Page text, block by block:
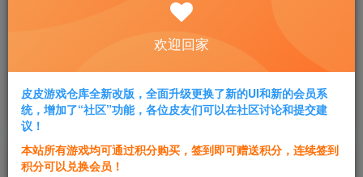
此内容为付费资源，请付费后查看
2积分
黄金会员免费 超级会员免费
登录购买
群主1号
欢迎回家
皮皮游戏仓库全新改版，全面升级更换了新的UI和新的会员系
统，增加了“社区”功能，各位皮友们可以在社区讨论和提交建
议！
本站所有游戏均可通过积分购买，签到即可赠送积分，连续签到
积分可以兑换会员！